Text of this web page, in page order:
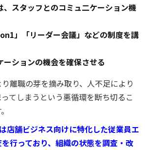
、スタッフとのコミュ二ケーション機
」「リーダー会議」などの制度を講
ーションの機会を確保させる
離職の芽を摘み取り、人不足により
てしまうという悪循環を断ち切るこ
舗ビジネス向けに特化した従業員エ
行っており、組織の状態を調査・改